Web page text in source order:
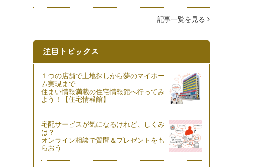
記事一覧を見る
１つの店舗で土地探しから夢のマイホー
ム実現まで
住まい情報満載の住宅情報館へ行ってみ
よう！【住宅情報館】
宅配サービスが気になるけれど、しくみ
は？
オンライン相談で質問＆プレゼントをも
らおう